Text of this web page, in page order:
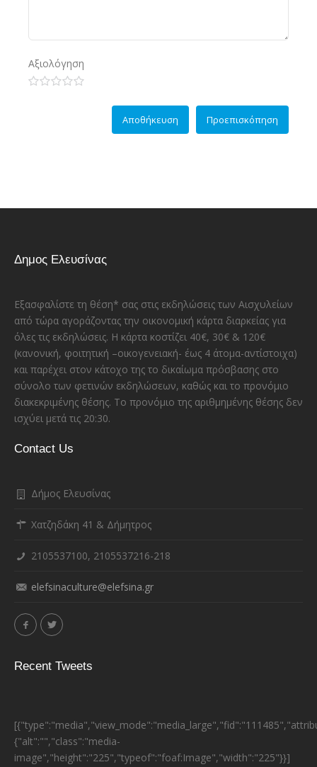
Αξιολόγηση
Δημος Ελευσίνας
Εξασφαλίστε τη θέση* σας στις εκδηλώσεις των Αισχυλείων
από τώρα αγοράζοντας την οικονομική κάρτα διαρκείας για
όλες τις εκδηλώσεις. Η κάρτα κοστίζει 40€, 30€ & 120€
(κανονική, φοιτητική –οικογενειακή- έως 4 άτομα-αντίστοιχα)
και παρέχει στον κάτοχο της το δικαίωμα πρόσβασης στο
σύνολο των φετινών εκδηλώσεων, καθώς και το προνόμιο
διακεκριμένης θέσης. Το προνόμιο της αριθμημένης θέσης δεν
ισχύει μετά τις 20:30.
Contact Us
Δήμος Ελευσίνας
Χατζηδάκη 41 & Δήμητρος
2105537100, 2105537216-218
elefsinaculture@elefsina.gr
Recent Tweets
{"alt":"","class":"media-
image","height":"225","typeof":"foaf:Image","width":"225"}}]